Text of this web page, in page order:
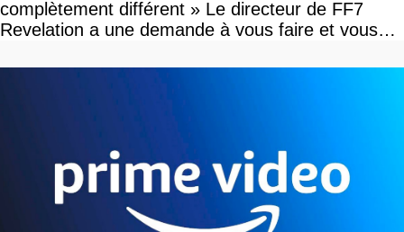
complètement différent » Le directeur de FF7
Revelation a une demande à vous faire et vous